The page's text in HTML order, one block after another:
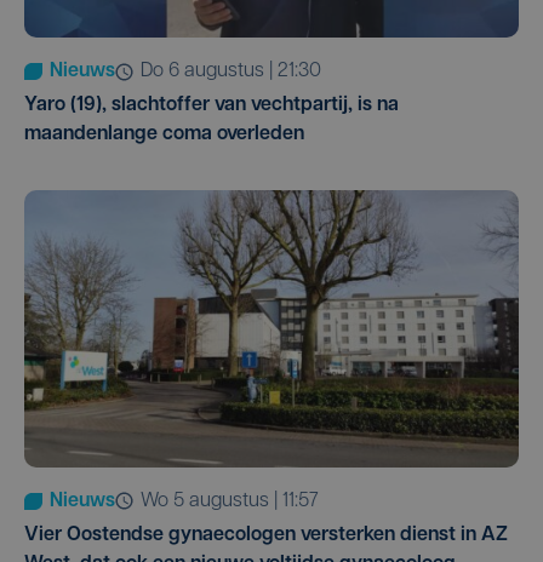
Nieuws
do 6 augustus | 21:30
Yaro (19), slachtoffer van vechtpartij, is na
maandenlange coma overleden
Nieuws
wo 5 augustus | 11:57
Vier Oostendse gynaecologen versterken dienst in AZ